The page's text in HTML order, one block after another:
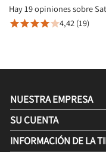
Hay 19 opiniones sobre
4,42 (19)
NUESTRA EMPRESA
SU CUENTA
INFORMACIÓN DE LA